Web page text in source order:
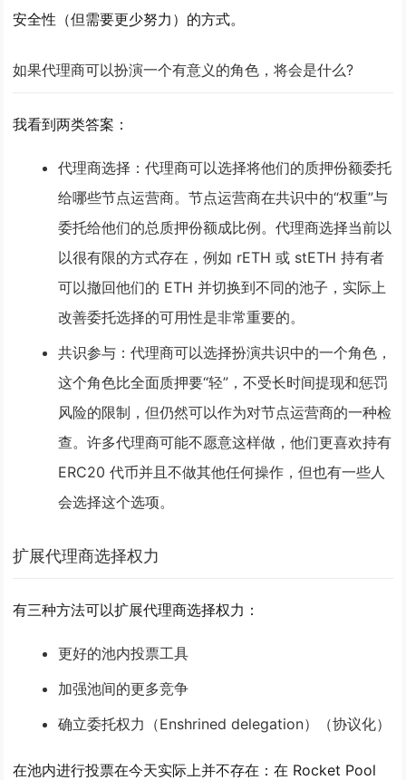
安全性（但需要更少努力）的方式。
如果代理商可以扮演一个有意义的角色，将会是什么?
我看到两类答案：
代理商选择 ：代理商可以选择将他们的质押份额委托
给哪些节点运营商。节点运营商在共识中的“权重”与
委托给他们的总质押份额成比例。代理商选择当前以
以很有限的方式存在，例如 rETH 或 stETH 持有者
可以撤回他们的 ETH 并切换到不同的池子，实际上
改善委托选择的可用性是非常重要的。
共识参与 ：代理商可以选择扮演共识中的一个角色，
这个角色比全面质押要“轻”，不受长时间提现和惩罚
风险的限制，但仍然可以作为对节点运营商的一种检
查。许多代理商可能不愿意这样做，他们更喜欢持有
ERC20 代币并且不做其他任何操作，但也有一些人
会选择这个选项。
扩展代理商选择权力
有三种方法可以扩展代理商选择权力：
更好的池内投票工具
加强池间的更多竞争
确立委托权力（Enshrined delegation）（协议化）
在池内进行投票在今天实际上并不存在：在 Rocket Pool